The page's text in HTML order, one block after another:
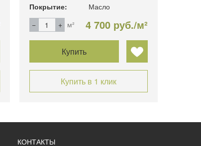
Покрытие:
Масло
м²
4 700 руб./м²
Купить
Купить в 1 клик
КОНТАКТЫ